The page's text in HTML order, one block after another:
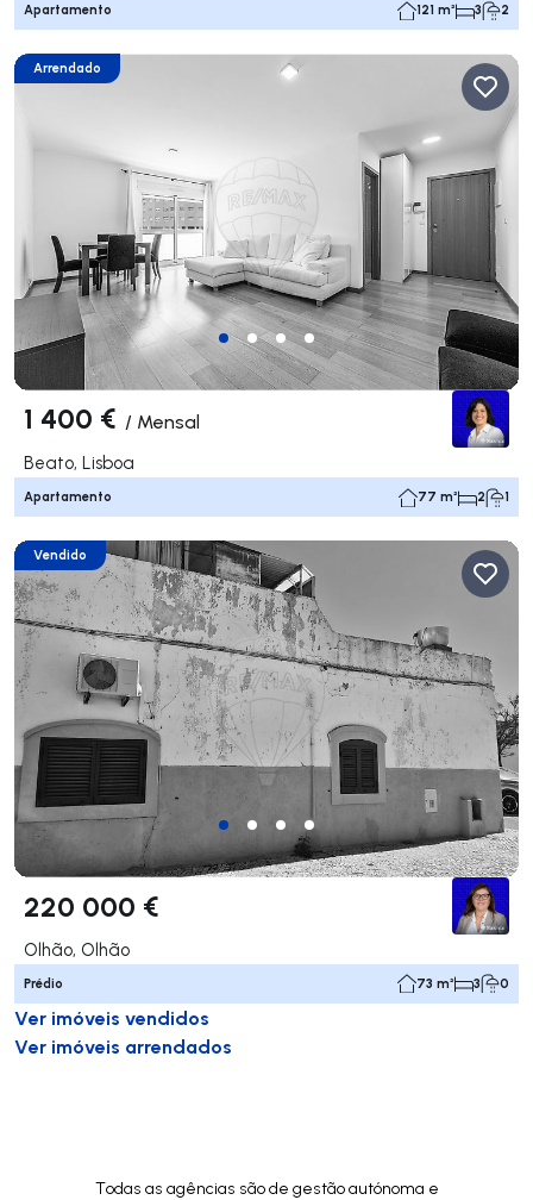
Apartamento 121 m² 3 2
Arrendado
1 400 € / Mensal
Beato, Lisboa
Apartamento 77 m² 2 1
Vendido
220 000 €
Olhão, Olhão
Prédio 73 m² 3 0
Ver imóveis vendidos
Ver imóveis arrendados
Todas as agências são de gestão autónoma e